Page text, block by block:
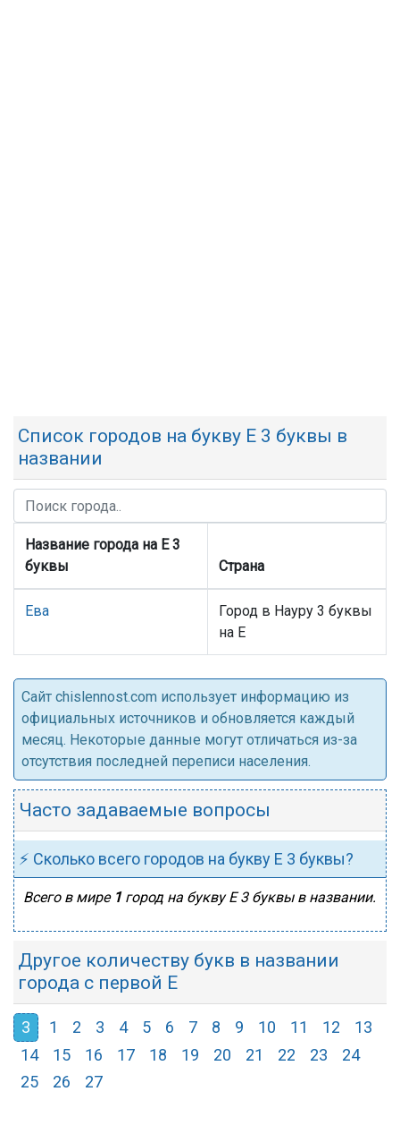
Список городов на букву Е 3 буквы в
названии
Название города на Е 3
буквы
Страна
Ева
Город в Науру 3 буквы
на Е
Cайт chislennost.com использует информацию из
официальных источников и обновляется каждый
месяц. Некоторые данные могут отличаться из-за
отсутствия последней переписи населения.
Часто задаваемые вопросы
⚡ Сколько всего городов на букву Е 3 буквы?
Всего в мире 1город на букву Е 3 буквы в названии.
Другое количеству букв в названии
города с первой Е
3 1 2 3 4 5 6 7 8 9 10 11 12
13
14
15 16 17 18 19 20 21 22 23
24
25
26 27